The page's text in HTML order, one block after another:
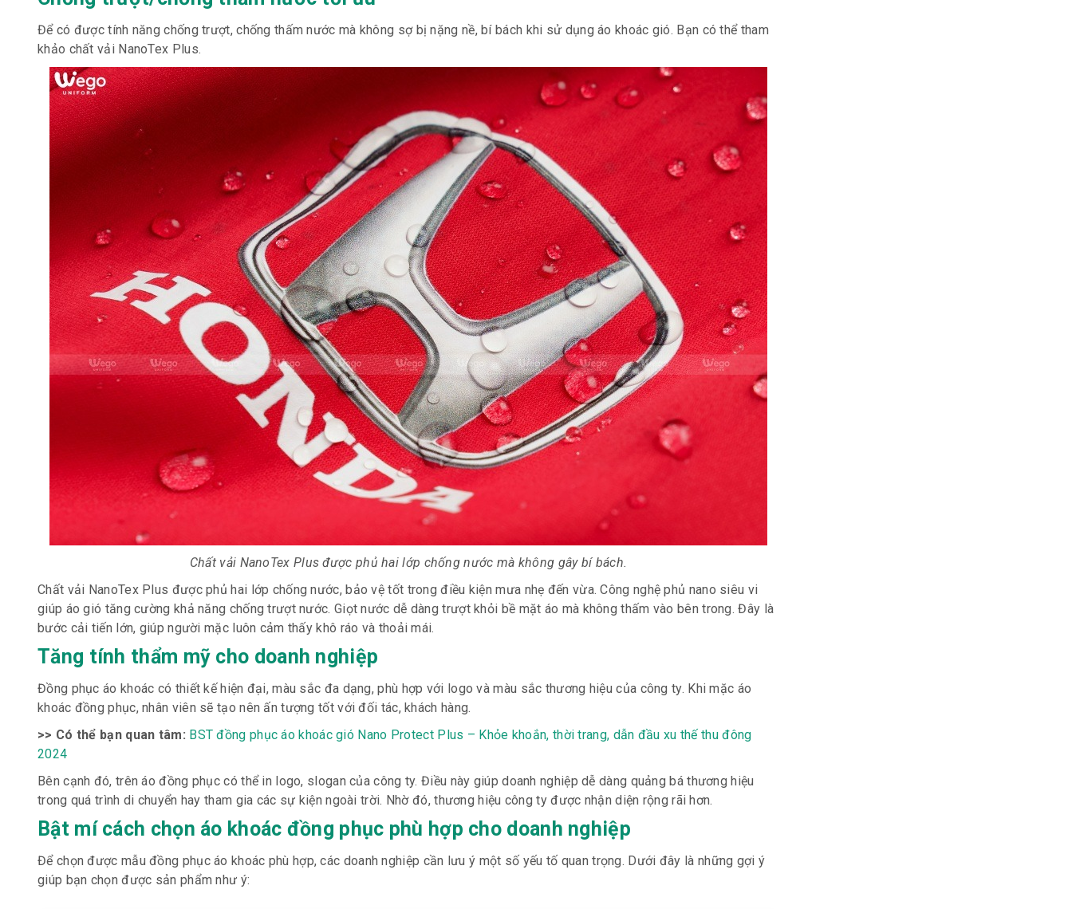
Để có được tính năng chống trượt, chống thấm nước mà không sợ bị nặng nề, bí bách khi sử dụng áo khoác gió. Bạn có thể tham
khảo chất vải NanoTex Plus.
Chất vải NanoTex Plus được phủ hai lớp chống nước mà không gây bí bách.
Chất vải NanoTex Plus được phủ hai lớp chống nước, bảo vệ tốt trong điều kiện mưa nhẹ đến vừa. Công nghệ phủ nano siêu vi
giúp áo gió tăng cường khả năng chống trượt nước. Giọt nước dễ dàng trượt khỏi bề mặt áo mà không thấm vào bên trong. Đây là
bước cải tiến lớn, giúp người mặc luôn cảm thấy khô ráo và thoải mái.
Tăng tính thẩm mỹ cho doanh nghiệp
Đồng phục áo khoác có thiết kế hiện đại, màu sắc đa dạng, phù hợp với logo và màu sắc thương hiệu của công ty. Khi mặc áo
khoác đồng phục, nhân viên sẽ tạo nên ấn tượng tốt với đối tác, khách hàng.
>> Có thể bạn quan tâm: BST đồng phục áo khoác gió Nano Protect Plus – Khỏe khoắn, thời trang, dẫn đầu xu thế thu đông
2024
Bên cạnh đó, trên áo đồng phục có thể in logo, slogan của công ty. Điều này giúp doanh nghiệp dễ dàng quảng bá thương hiệu
trong quá trình di chuyển hay tham gia các sự kiện ngoài trời. Nhờ đó, thương hiệu công ty được nhận diện rộng rãi hơn.
Bật mí cách chọn áo khoác đồng phục phù hợp cho doanh nghiệp
Để chọn được mẫu đồng phục áo khoác phù hợp, các doanh nghiệp cần lưu ý một số yếu tố quan trọng. Dưới đây là những gợi ý
giúp bạn chọn được sản phẩm như ý: